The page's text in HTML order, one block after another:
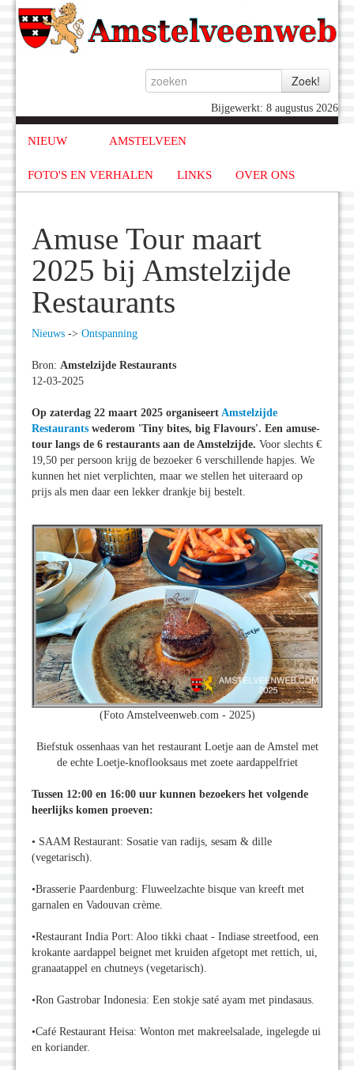
Bijgewerkt: 8 augustus 2026
NIEUW AMSTELVEEN
FOTO'S EN VERHALEN LINKS OVER ONS
Amuse Tour maart
2025 bij Amstelzijde
Restaurants
Nieuws -> Ontspanning
Bron: Amstelzijde Restaurants
12-03-2025
Op zaterdag 22 maart 2025 organiseert Amstelzijde
Restaurants wederom 'Tiny bites, big Flavours'. Een amuse-
tour langs de 6 restaurants aan de Amstelzijde. Voor slechts €
19,50 per persoon krijg de bezoeker 6 verschillende hapjes. We
kunnen het niet verplichten, maar we stellen het uiteraard op
prijs als men daar een lekker drankje bij bestelt.
(Foto Amstelveenweb.com - 2025)
Biefstuk ossenhaas van het restaurant Loetje aan de Amstel met
de echte Loetje-knoflooksaus met zoete aardappelfriet
Tussen 12:00 en 16:00 uur kunnen bezoekers het volgende
heerlijks komen proeven:
• SAAM Restaurant: Sosatie van radijs, sesam & dille
(vegetarisch).
•Brasserie Paardenburg: Fluweelzachte bisque van kreeft met
garnalen en Vadouvan crème.
•Restaurant India Port: Aloo tikki chaat - Indiase streetfood, een
krokante aardappel beignet met kruiden afgetopt met rettich, ui,
granaatappel en chutneys (vegetarisch).
•Ron Gastrobar Indonesia: Een stokje saté ayam met pindasaus.
•Café Restaurant Heisa: Wonton met makreelsalade, ingelegde ui
en koriander.